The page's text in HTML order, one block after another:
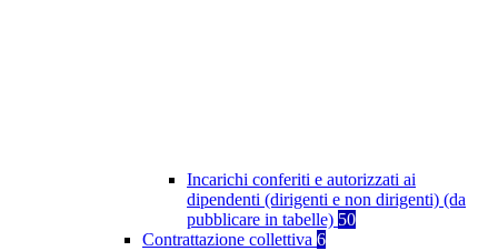
Incarichi conferiti e autorizzati ai
dipendenti (dirigenti e non dirigenti) (da
pubblicare in tabelle) 50
Contrattazione collettiva 6